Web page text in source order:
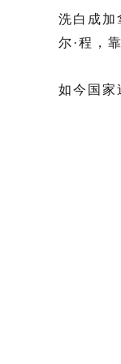
洗白成加
尔·程，
如今国家